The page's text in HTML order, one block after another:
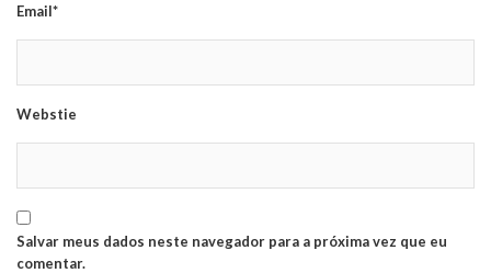
Email*
Webstie
Salvar meus dados neste navegador para a próxima vez que eu
comentar.